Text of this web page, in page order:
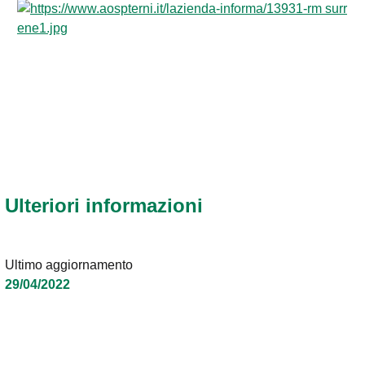
Ulteriori informazioni
Ultimo aggiornamento
29/04/2022